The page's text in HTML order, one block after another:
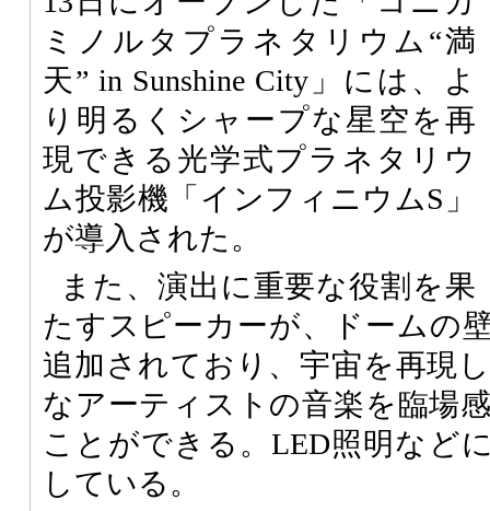
ミノルタプラネタリウム“満
天” in Sunshine City」には、よ
り明るくシャープな星空を再
現できる光学式プラネタリウ
ム投影機「インフィニウムS」
が導入された。
また、演出に重要な役割を果
たすスピーカーが、ドームの
追加されており、宇宙を再現
なアーティストの音楽を臨場
ことができる。LED照明など
している。